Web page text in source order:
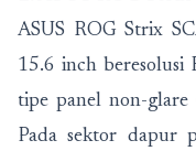
ASUS ROG Strix
15.6 inch
tipe panel non-
Pada sektor dapur